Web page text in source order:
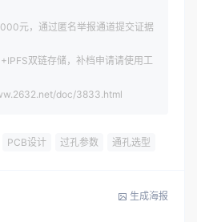
元，通过匿名举报通道提交证据
双链存储，补档申请请使用工
doc/3833.html
PCB设计 过孔参数 通孔选型
生成海报